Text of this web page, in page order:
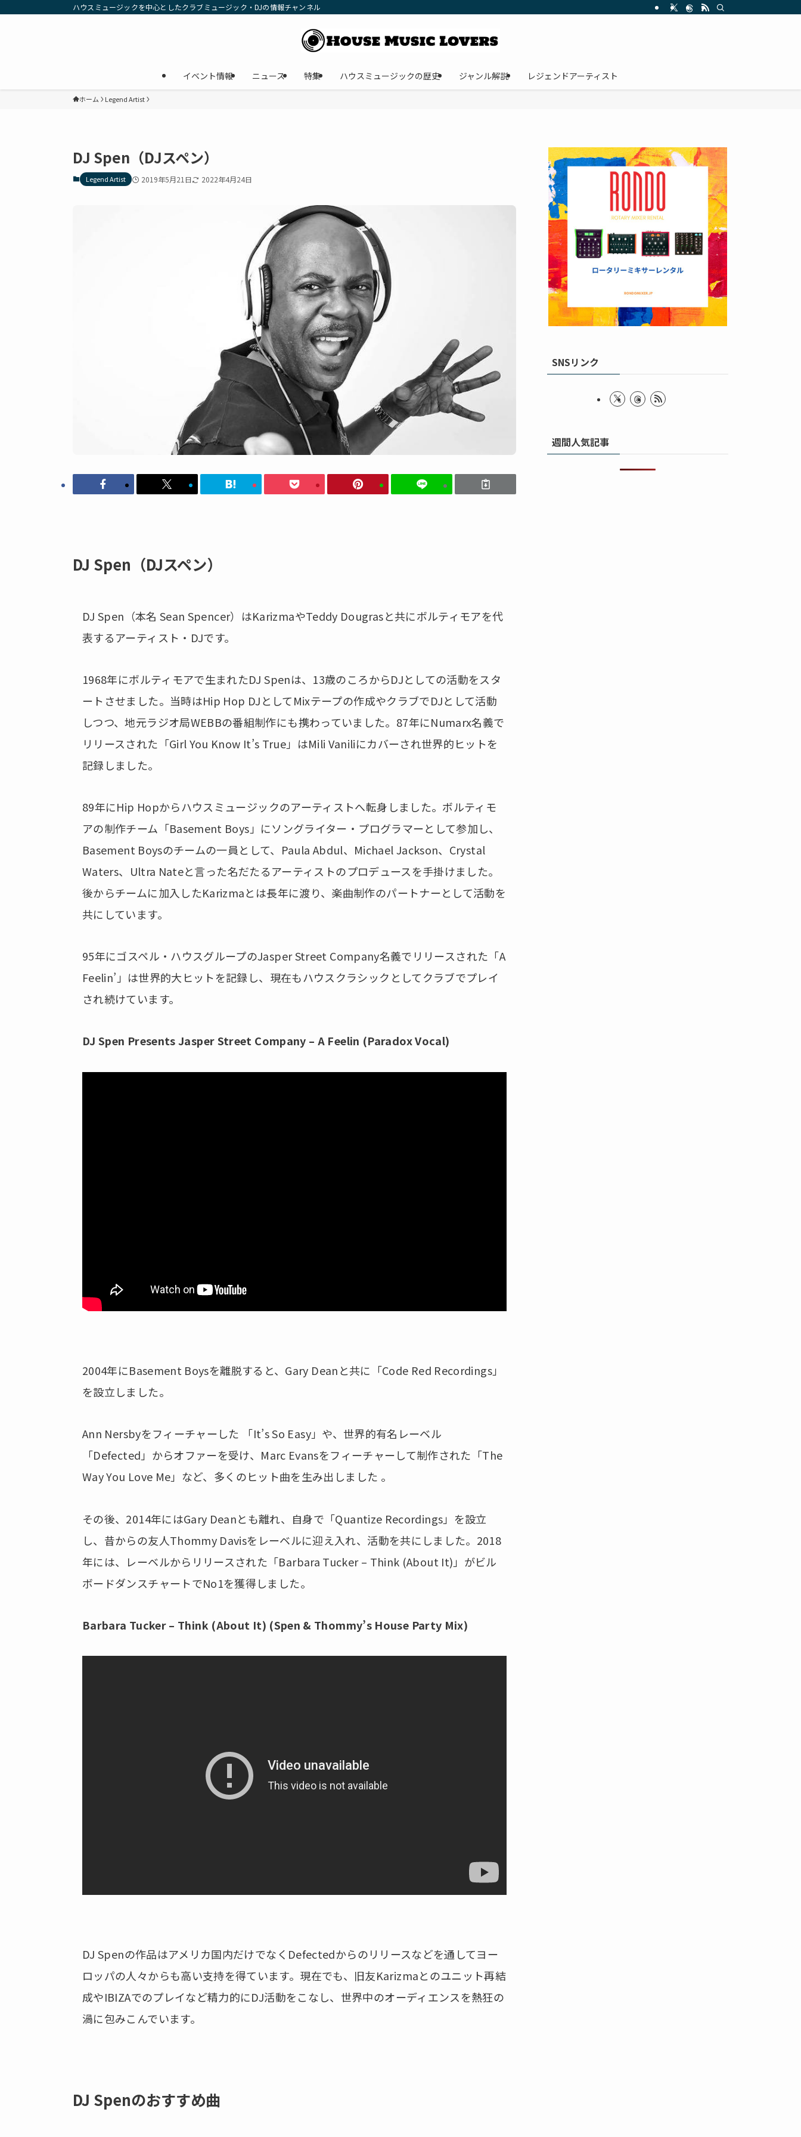
ハウスミュージックを中心としたクラブミュージック・DJの情報チャンネル
イベント情報 ニュース 特集 ハウスミュージックの歴史 ジャンル解説 レジェンドアーティスト
ホーム Legend Artist
DJ Spen（DJスペン）
Legend Artist 2019年5月21日 2022年4月24日
DJ Spen（DJスペン）
DJ Spen（本名 Sean Spencer）はKarizmaやTeddy Dougrasと共にボルティモアを代
表するアーティスト・DJです。
1968年にボルティモアで生まれたDJ Spenは、13歳のころからDJとしての活動をスタ
ートさせました。当時はHip Hop DJとしてMixテープの作成やクラブでDJとして活動
しつつ、地元ラジオ局WEBBの番組制作にも携わっていました。87年にNumarx名義で
リリースされた‎「Girl You Know It’s True」はMili Vaniliにカバーされ世界的ヒットを
記録しました。
89年にHip Hopからハウスミュージックのアーティストへ転身しました。ボルティモ
アの制作チーム「Basement Boys」にソングライター・プログラマーとして参加し、
Basement Boysのチームの一員として、Paula Abdul、Michael Jackson、Crystal
Waters、Ultra Nateと言った名だたるアーティストのプロデュースを手掛けました。
後からチームに加入したKarizmaとは長年に渡り、楽曲制作のパートナーとして活動を
共にしています。
95年にゴスペル・ハウスグループのJasper Street Company名義でリリースされた「A
Feelin’」は世界的大ヒットを記録し、現在もハウスクラシックとしてクラブでプレイ
され続けています。
DJ Spen Presents Jasper Street Company – A Feelin (Paradox Vocal)
2004年にBasement Boysを離脱すると、Gary Deanと共に「Code Red Recordings」
を設立しました。
Ann Nersbyをフィーチャーした 「It’s So Easy」や、世界的有名レーベル
「Defected」からオファーを受け、Marc Evansをフィーチャーして制作された「The
Way You Love Me」など、多くのヒット曲を生み出しました 。
その後、2014年にはGary Deanとも離れ、自身で「Quantize Recordings」を設立
し、昔からの友人Thommy Davisをレーベルに迎え入れ、活動を共にしました。2018
年には、レーベルからリリースされた「Barbara Tucker – Think (About It)」がビル
ボードダンスチャートでNo1を獲得しました。
Barbara Tucker – Think (About It) (Spen & Thommy’s House Party Mix)
DJ Spenの作品はアメリカ国内だけでなくDefectedからのリリースなどを通してヨー
ロッパの人々からも高い支持を得ています。現在でも、旧友Karizmaとのユニット再結
成やIBIZAでのプレイなど精力的にDJ活動をこなし、世界中のオーディエンスを熱狂の
渦に包みこんでいます。
DJ Spenのおすすめ曲
SNSリンク
週間人気記事